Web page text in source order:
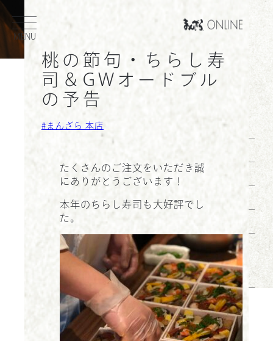
内
容
を
MENU
会社概要
採用情報
店舗一覧
お問い合わせ
桃の節句・ちらし寿
司＆GWオードブル
の予告
まんざら 本店
たくさんのご注文をいただき誠
にありがとうございます！
本年のちらし寿司も大好評でし
た。